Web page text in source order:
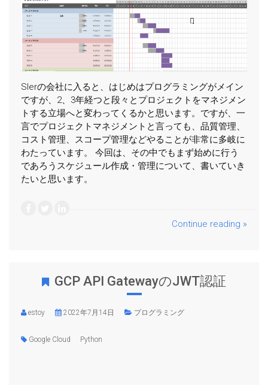
SIerの会社に入ると、はじめはプログラミングがメイン
ですが、2、3年経つと段々とプロジェクトをマネジメン
トする立場へと変わってくるかと思います。ですが、一
言でプロジェクトマネジメントと言っても、品質管理、
コスト管理、スコープ管理などやることが非常に多岐に
わたっています。 今回は、その中でもまず始めに行う
であろうスケジュール作成・管理について、書いていき
たいと思います。
Continue reading »
GCP API GatewayのJWT認証
estoy 2022年7月14日 プログラミング
Google Cloud Python